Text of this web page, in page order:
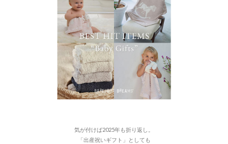
気が付けば2025年も折り返し。
「出産祝いギフト」としても